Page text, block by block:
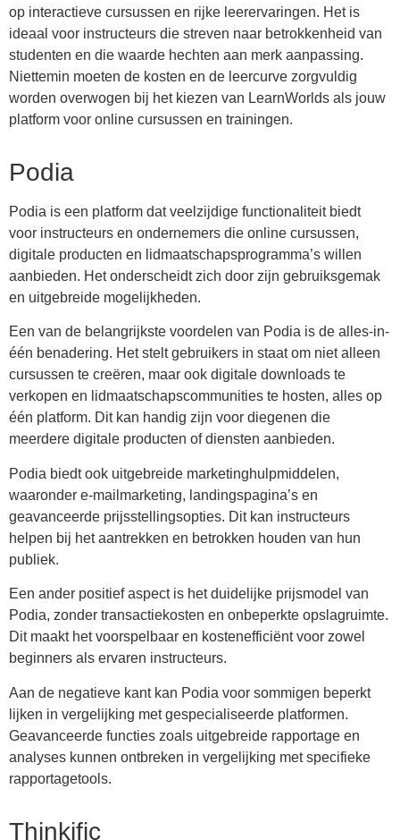
op interactieve cursussen en rijke leerervaringen. Het is
ideaal voor instructeurs die streven naar betrokkenheid van
studenten en die waarde hechten aan merk aanpassing.
Niettemin moeten de kosten en de leercurve zorgvuldig
worden overwogen bij het kiezen van LearnWorlds als jouw
platform voor online cursussen en trainingen.
Podia
Podia is een platform dat veelzijdige functionaliteit biedt
voor instructeurs en ondernemers die online cursussen,
digitale producten en lidmaatschapsprogramma’s willen
aanbieden. Het onderscheidt zich door zijn gebruiksgemak
en uitgebreide mogelijkheden.
Een van de belangrijkste voordelen van Podia is de alles-in-
één benadering. Het stelt gebruikers in staat om niet alleen
cursussen te creëren, maar ook digitale downloads te
verkopen en lidmaatschapscommunities te hosten, alles op
één platform. Dit kan handig zijn voor diegenen die
meerdere digitale producten of diensten aanbieden.
Podia biedt ook uitgebreide marketinghulpmiddelen,
waaronder e-mailmarketing, landingspagina’s en
geavanceerde prijsstellingsopties. Dit kan instructeurs
helpen bij het aantrekken en betrokken houden van hun
publiek.
Een ander positief aspect is het duidelijke prijsmodel van
Podia, zonder transactiekosten en onbeperkte opslagruimte.
Dit maakt het voorspelbaar en kostenefficiënt voor zowel
beginners als ervaren instructeurs.
Aan de negatieve kant kan Podia voor sommigen beperkt
lijken in vergelijking met gespecialiseerde platformen.
Geavanceerde functies zoals uitgebreide rapportage en
analyses kunnen ontbreken in vergelijking met specifieke
rapportagetools.
Thinkific